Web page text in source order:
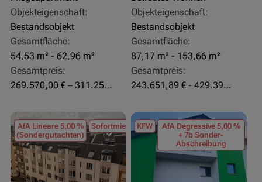
Objekteigenschaft:
Bestandsobjekt
Gesamtfläche:
54,53 m² - 62,96 m²
Gesamtpreis:
269.570,00 € – 311.250,00 €
Objekteigenschaft:
Bestandsobjekt
Gesamtfläche:
87,17 m² - 153,66 m²
Gesamtpreis:
243.651,89 € - 429.392,43 €
AfA Lineare 5,00 %
(Sondergutachten)
Sofortmiete KFW
AfA Degressive 5,00 %
+ 7b Sonder-
Abschreibung